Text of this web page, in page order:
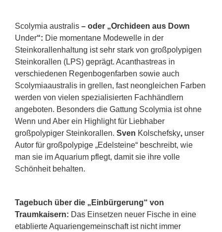
Scolymia australis – oder „Orchideen aus Down
Under“: Die momentane Modewelle in der
Steinkorallenhaltung ist sehr stark von großpolypigen
Steinkorallen (LPS) geprägt. Acanthastreas in
verschiedenen Regenbogenfarben sowie auch
Scolymiaaustralis in grellen, fast neongleichen Farben
werden von vielen spezialisierten Fachhändlern
angeboten. Besonders die Gattung Scolymia ist ohne
Wenn und Aber ein Highlight für Liebhaber
großpolypiger Steinkorallen. Sven Kolschefsky, unser
Autor für großpolypige „Edelsteine“ beschreibt, wie
man sie im Aquarium pflegt, damit sie ihre volle
Schönheit behalten.
Tagebuch über die „Einbürgerung“ von
Traumkaisern: Das Einsetzen neuer Fische in eine
etablierte Aquariengemeinschaft ist nicht immer